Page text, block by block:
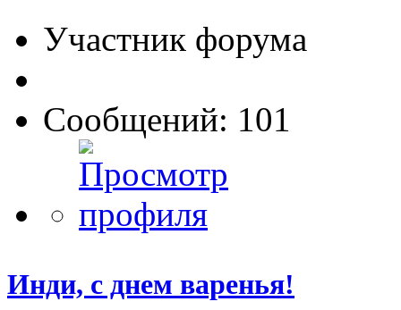
Участник форума
Сообщений: 101
Инди, с днем варенья!